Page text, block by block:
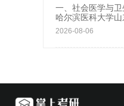
一、社会医学与
哈尔滨医科大学
2026-08-06